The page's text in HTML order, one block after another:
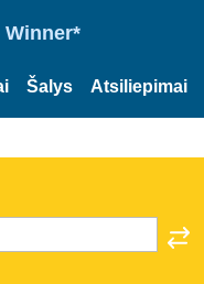
Šalys Atsiliepimai